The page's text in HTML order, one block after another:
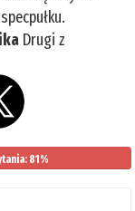
Drugi z
81%